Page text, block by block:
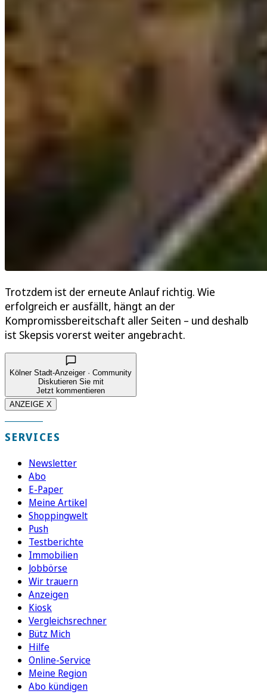
Trotzdem ist der erneute Anlauf richtig. Wie
erfolgreich er ausfällt, hängt an der
Kompromissbereitschaft aller Seiten – und deshalb
ist Skepsis vorerst weiter angebracht.
Kölner Stadt-Anzeiger · Community
Diskutieren Sie mit
Jetzt kommentieren
ANZEIGE X
SERVICES
Newsletter
Abo
E-Paper
Meine Artikel
Shoppingwelt
Push
Testberichte
Immobilien
Jobbörse
Wir trauern
Anzeigen
Kiosk
Vergleichsrechner
Bütz Mich
Hilfe
Online-Service
Meine Region
Abo kündigen